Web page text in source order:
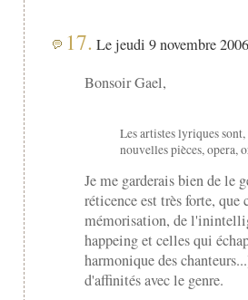
17. Le jeudi 9 novembre
Bonsoir Gael,
Les artistes lyriques
nouvelles pièces, opera,
Je me garderais bien de le
réticence est très forte,
mémorisation, de
happeing et celles qui
harmonique des
d'affinités avec le genre.